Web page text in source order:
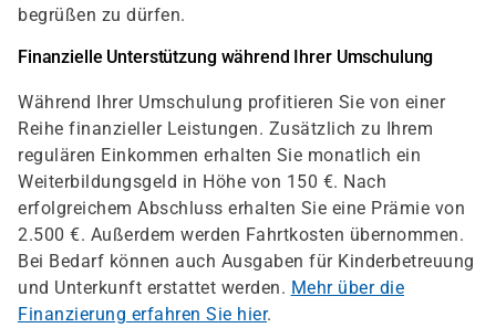
begrüßen zu dürfen.
Finanzielle Unterstützung während Ihrer Umschulung
Während Ihrer Umschulung profitieren Sie von einer
Reihe finanzieller Leistungen. Zusätzlich zu Ihrem
regulären Einkommen erhalten Sie monatlich ein
Weiterbildungsgeld in Höhe von 150 €. Nach
erfolgreichem Abschluss erhalten Sie eine Prämie von
2.500 €. Außerdem werden Fahrtkosten übernommen.
Bei Bedarf können auch Ausgaben für Kinderbetreuung
und Unterkunft erstattet werden. Mehr über die
Finanzierung erfahren Sie hier.